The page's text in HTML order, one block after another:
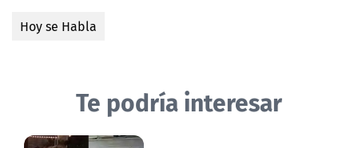
Hoy se Habla
Te podría interesar